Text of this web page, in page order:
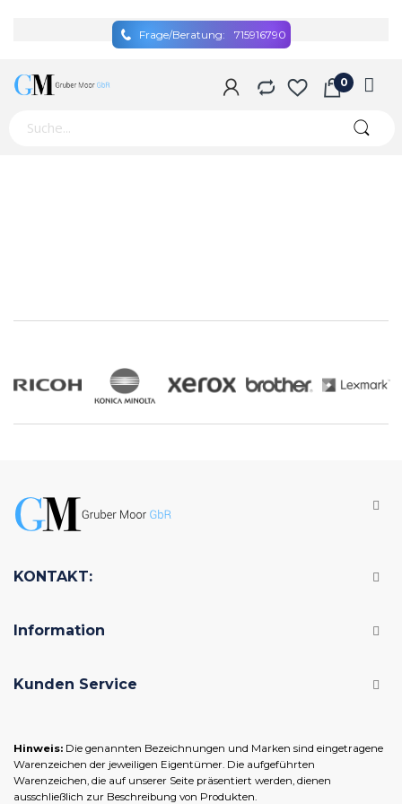
Frage/Beratung: 715916790
KONTAKT:
Information
Kunden Service
Hinweis: Die genannten Bezeichnungen und Marken sind eingetragene
Warenzeichen der jeweiligen Eigentümer. Die aufgeführten
Warenzeichen, die auf unserer Seite präsentiert werden, dienen
ausschließlich zur Beschreibung von Produkten.